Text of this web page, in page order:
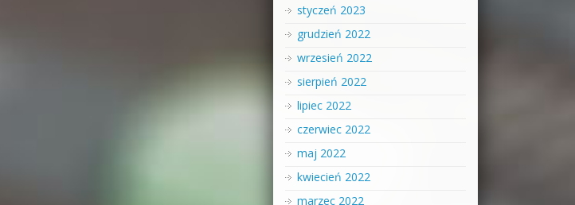
styczeń 2023
grudzień 2022
wrzesień 2022
sierpień 2022
lipiec 2022
czerwiec 2022
maj 2022
kwiecień 2022
marzec 2022